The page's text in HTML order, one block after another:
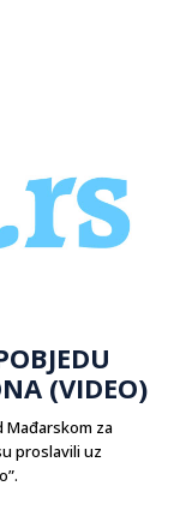
(VIDEO)
za
proslavili uz